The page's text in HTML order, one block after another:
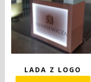
LADA Z LOGO